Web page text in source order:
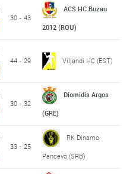
30 - 43
ACS HC Buzau
2012 (ROU)
44 - 29 Viljandi HC (EST)
30 - 32
Diomidis Argos
(GRE)
33 - 25
RK Dinamo
Pancevo (SRB)